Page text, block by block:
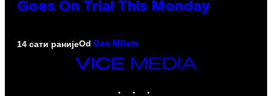
Goes On Trial This Monday
14 сати ранијеOd Dan Milam
VICE